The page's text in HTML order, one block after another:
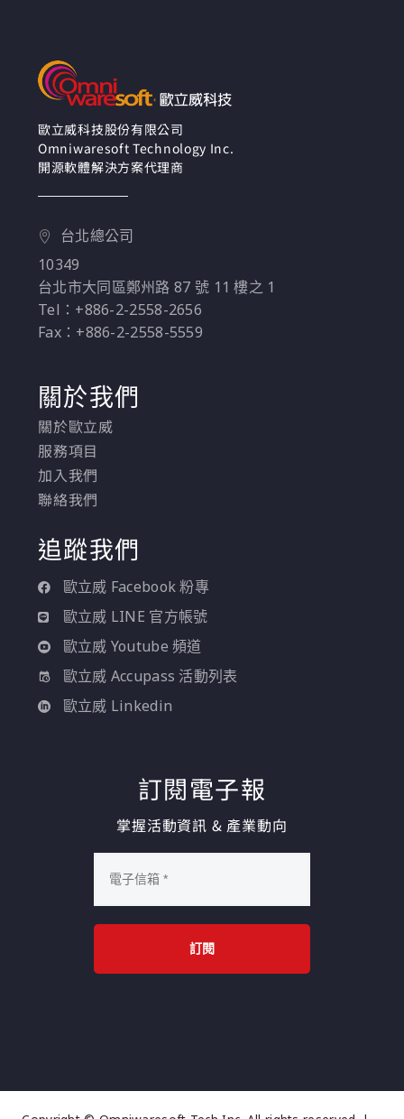
歐立威科技股份有限公司
Omniwaresoft Technology Inc.
開源軟體解決方案代理商
台北總公司
10349
台北市大同區鄭州路 87 號 11 樓之 1
Tel：+886-2-2558-2656
Fax：+886-2-2558-5559
關於我們
關於歐立威
服務項目
加入我們
聯絡我們
追蹤我們
歐立威 Facebook 粉專
歐立威 LINE 官方帳號
歐立威 Youtube 頻道
歐立威 Accupass 活動列表
歐立威 Linkedin
訂閱電子報
掌握活動資訊 & 產業動向
訂閱